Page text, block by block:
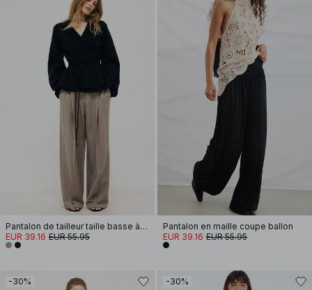
Pantalon de tailleur taille basse à détail élastique
EUR 39.16 EUR 55.95
Pantalon en maille coupe ballon
EUR 39.16 EUR 55.95
-30% -30%